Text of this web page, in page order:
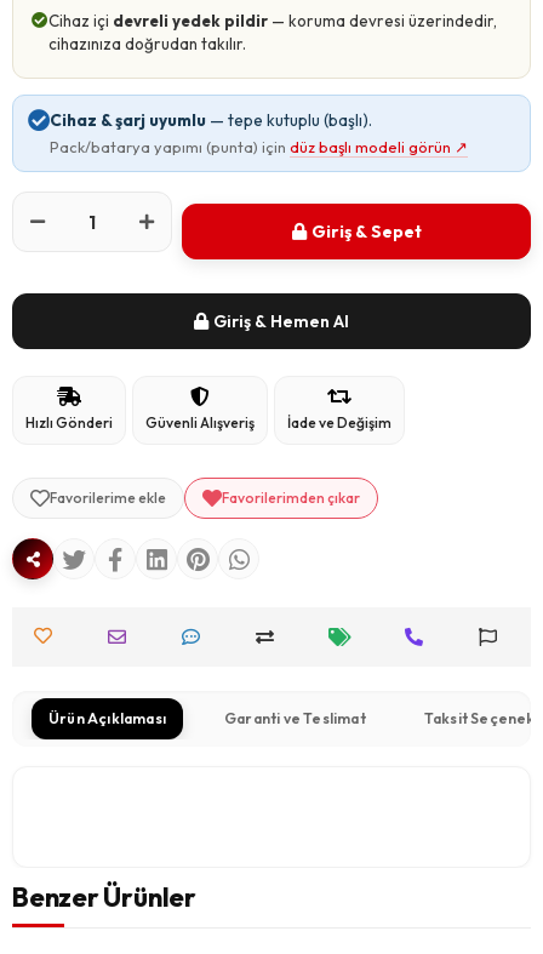
Cihaz içi devreli yedek pildir — koruma devresi üzerindedir,
cihazınıza doğrudan takılır.
Cihaz & şarj uyumlu — tepe kutuplu (başlı).
Pack/batarya yapımı (punta) için düz başlı modeli görün ↗
Giriş & Sepet
Giriş & Hemen Al
Hızlı Gönderi Güvenli Alışveriş İade ve Değişim
Favorilerime ekle Favorilerimden çıkar
Ürün Açıklaması Garanti ve Teslimat Taksit
Benzer Ürünler